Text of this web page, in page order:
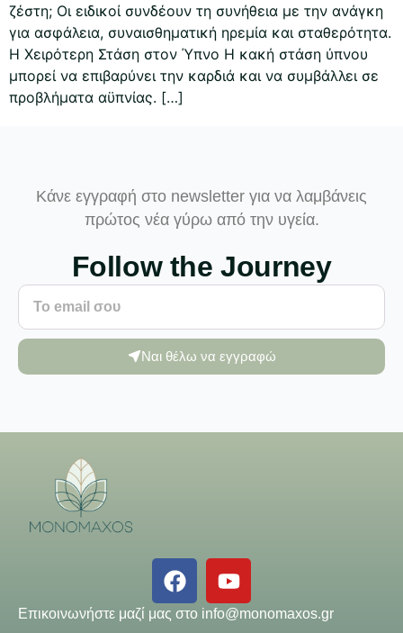
ζέστη; Οι ειδικοί συνδέουν τη συνήθεια με την ανάγκη
για ασφάλεια, συναισθηματική ηρεμία και σταθερότητα.
Η Χειρότερη Στάση στον Ύπνο Η κακή στάση ύπνου
μπορεί να επιβαρύνει την καρδιά και να συμβάλλει σε
προβλήματα αϋπνίας. […]
Κάνε εγγραφή στο newsletter για να λαμβάνεις
πρώτος νέα γύρω από την υγεία.
Follow the Journey
Ναι θέλω να εγγραφώ
Επικοινωνήστε μαζί μας στο info@monomaxos.gr